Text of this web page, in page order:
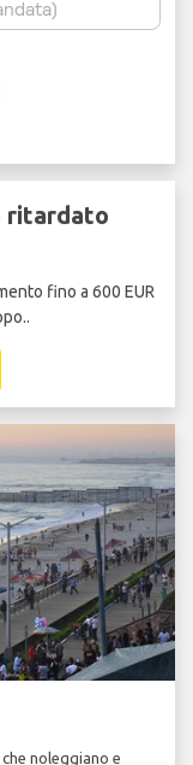
ritardato
fino a 600 EUR
noleggiano e